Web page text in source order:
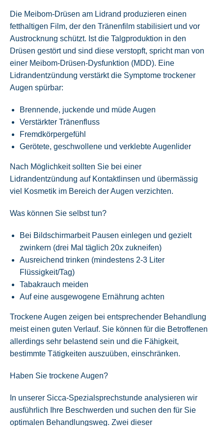
Die Meibom-Drüsen am Lidrand produzieren einen
fetthaltigen Film, der den Tränenfilm stabilisiert und vor
Austrocknung schützt. Ist die Talgproduktion in den
Drüsen gestört und sind diese verstopft, spricht man von
einer Meibom-Drüsen-Dysfunktion (MDD). Eine
Lidrandentzündung verstärkt die Symptome trockener
Augen spürbar:
Brennende, juckende und müde Augen
Verstärkter Tränenfluss
Fremdkörpergefühl
Gerötete, geschwollene und verklebte Augenlider
Nach Möglichkeit sollten Sie bei einer
Lidrandentzündung auf Kontaktlinsen und übermässig
viel Kosmetik im Bereich der Augen verzichten.
Was können Sie selbst tun?
Bei Bildschirmarbeit Pausen einlegen und gezielt
zwinkern (drei Mal täglich 20x zukneifen)
Ausreichend trinken (mindestens 2-3 Liter
Flüssigkeit/Tag)
Tabakrauch meiden
Auf eine ausgewogene Ernährung achten
Trockene Augen zeigen bei entsprechender Behandlung
meist einen guten Verlauf. Sie können für die Betroffenen
allerdings sehr belastend sein und die Fähigkeit,
bestimmte Tätigkeiten auszuüben, einschränken.
Haben Sie trockene Augen?
In unserer Sicca-Spezialsprechstunde analysieren wir
ausführlich Ihre Beschwerden und suchen den für Sie
optimalen Behandlungsweg. Zwei dieser